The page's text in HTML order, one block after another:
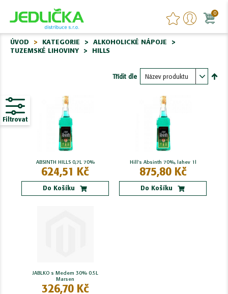
0
ÚVOD KATEGORIE
ALKOHOLICKÉ NÁPOJE
TUZEMSKÉ LIHOVINY
HILLS
Třídit dle
ABSINTH HILLS 0,7L 70%
624,51 Kč
Do Košíku
Hill's Absinth 70%, lahev 1l
875,80 Kč
Do Košíku
JABLKO s Medem 30% 0.5L
Marsen
326,70 Kč
Filtrovat